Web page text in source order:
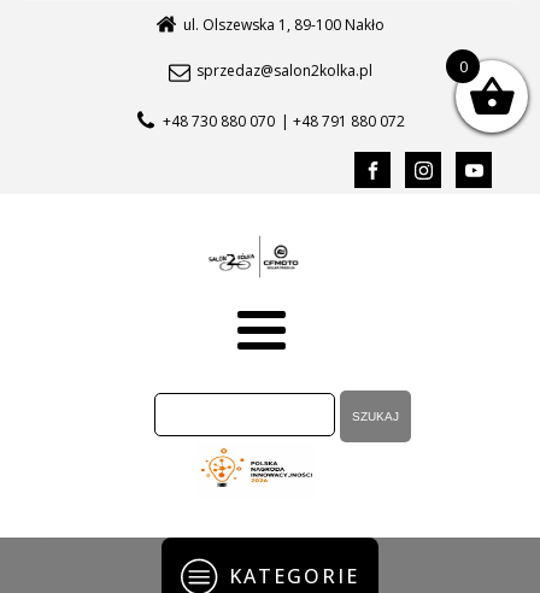
ul. Olszewska 1, 89-100 Nakło
sprzedaz@salon2kolka.pl
+48 730 880 070 | +48 791 880 072
KATEGORIE
0